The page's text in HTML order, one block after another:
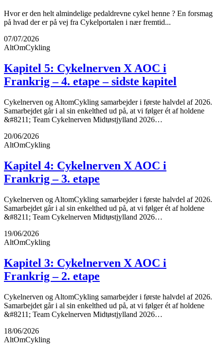
Hvor er den helt almindelige pedaldrevne cykel henne ? En forsmag
på hvad der er på vej fra Cykelportalen i nær fremtid...
07/07/2026
AltOmCykling
Kapitel 5: Cykelnerven X AOC i
Frankrig – 4. etape – sidste kapitel
Cykelnerven og AltomCykling samarbejder i første halvdel af 2026.
Samarbejdet går i al sin enkelthed ud på, at vi følger ét af holdene
&#8211; Team Cykelnerven Midtøstjylland 2026…
20/06/2026
AltOmCykling
Kapitel 4: Cykelnerven X AOC i
Frankrig – 3. etape
Cykelnerven og AltomCykling samarbejder i første halvdel af 2026.
Samarbejdet går i al sin enkelthed ud på, at vi følger ét af holdene
&#8211; Team Cykelnerven Midtøstjylland 2026…
19/06/2026
AltOmCykling
Kapitel 3: Cykelnerven X AOC i
Frankrig – 2. etape
Cykelnerven og AltomCykling samarbejder i første halvdel af 2026.
Samarbejdet går i al sin enkelthed ud på, at vi følger ét af holdene
&#8211; Team Cykelnerven Midtøstjylland 2026…
18/06/2026
AltOmCykling